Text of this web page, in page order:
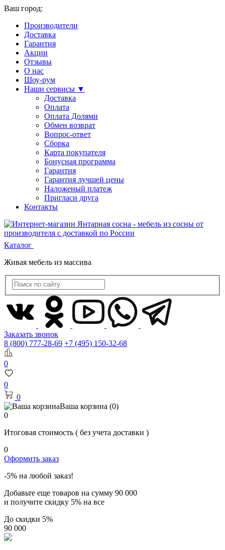
Ваш город:
Производители
Доставка
Гарантия
Акции
Отзывы
О нас
Шоу-рум
Наши сервисы ▼
Доставка
Оплата
Оплата Долями
Обмен возврат
Вопрос-ответ
Сборка
Карта покупателя
Бонусная программа
Гарантия
Гарантия лучшей цены
Наложеный платеж
Пригласи друга
Контакты
Каталог
Живая мебель из массива
Заказать звонок
8 (800) 777-28-69 +7 (495) 150-32-68
0
0
0
Ваша корзина (0)
0
Итоговая стоимость ( без учета доставки )
0
Оформить заказ
-5% на любой заказ!
Добавьте еще товаров на сумму 90 000
и получите скидку 5% на все
До скидки 5%
90 000